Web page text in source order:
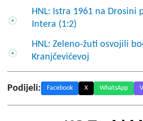
HNL: Istra 1961 na Drosini
Intera (1:2)
HNL: Zeleno-žuti osvojili
Kranjčevićevoj
Podijeli: Facebook X WhatsApp